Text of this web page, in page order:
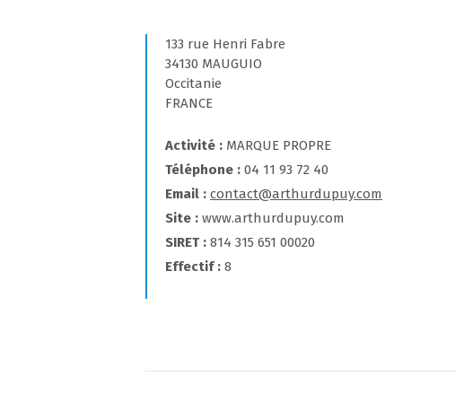
133 rue Henri Fabre
34130 MAUGUIO
Occitanie
FRANCE
Activité
MARQUE PROPRE
Téléphone
04 11 93 72 40
Email
contact@arthurdupuy.com
Site
www.arthurdupuy.com
SIRET
814 315 651 00020
Effectif
8